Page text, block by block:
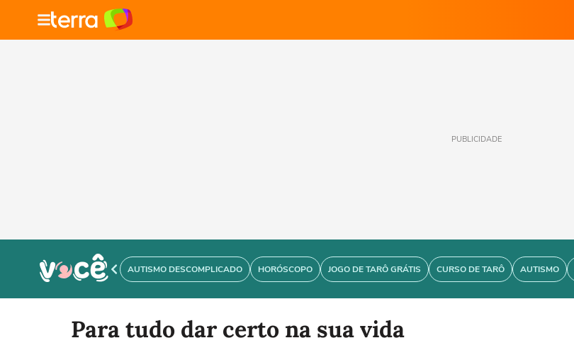
PUBLICIDADE
AUTISMO DESCOMPLICADO HORÓSCOPO JOGO DE TARÔ GRÁTIS CURSO DE TARÔ AUTISMO
Para tudo dar certo na sua vida